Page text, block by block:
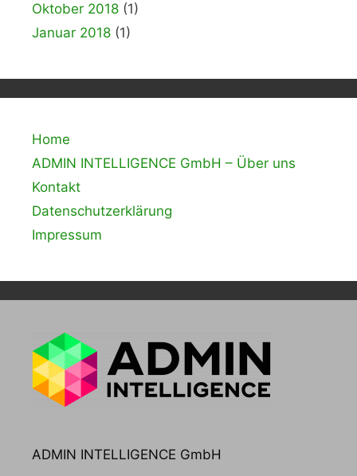
Oktober 2018 (1)
Januar 2018 (1)
Home
ADMIN INTELLIGENCE GmbH – Über uns
Kontakt
Datenschutzerklärung
Impressum
ADMIN INTELLIGENCE GmbH